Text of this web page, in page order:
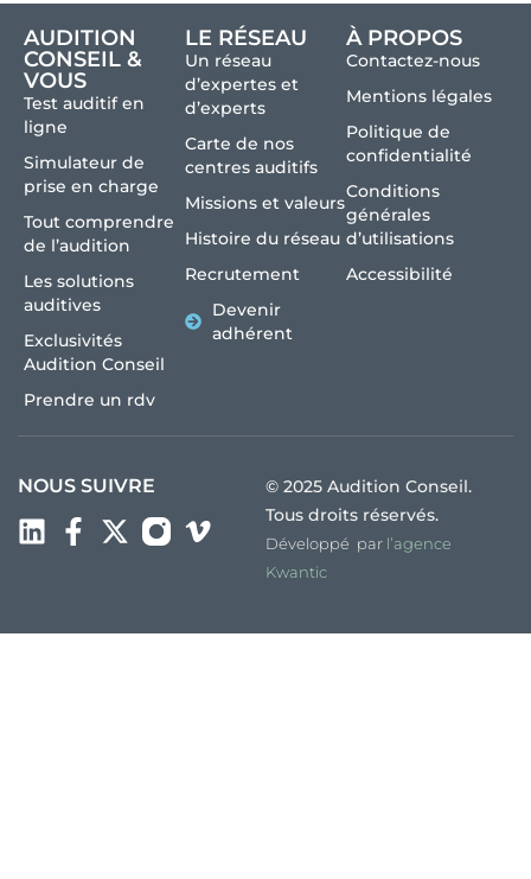
AUDITION
CONSEIL &
VOUS
Test auditif en
ligne
Simulateur de
prise en charge
Tout comprendre
de l’audition
Les solutions
auditives
Exclusivités
Audition Conseil
Prendre un rdv
LE RÉSEAU
Un réseau
d’expertes et
d’experts
Carte de nos
centres auditifs
Missions et valeurs
Histoire du réseau
Recrutement
Devenir
adhérent
À PROPOS
Contactez-nous
Mentions légales
Politique de
confidentialité
Conditions
générales
d’utilisations
Accessibilité
NOUS SUIVRE
© 2025 Audition Conseil.
Tous droits réservés.
Développé par l’agence
Kwantic